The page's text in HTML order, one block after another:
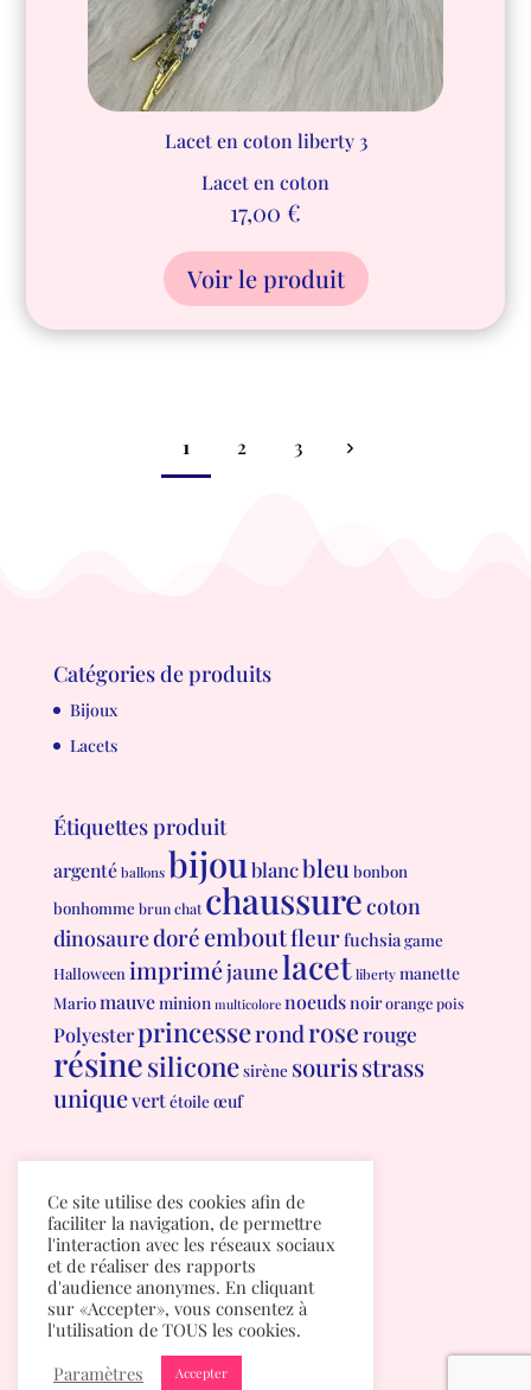
Lacet en coton liberty 3
Lacet en coton
17,00 €
Voir le produit
1 2 3
Catégories de produits
Bijoux
Lacets
Étiquettes produit
argenté ballons bijou blancbleu bonbon
bonhomme brun chat chaussurecoton
dinosauredoré emboutfleurfuchsiagame
Halloween impriméjaunelacet liberty manette
Mariomauveminion multicolore noeudsnoirorange pois
Polyesterprincesserondroserouge
résinesiliconesirène sourisstrass
uniquevertétoile œuf
Politique de confidentialité
Ce site utilise des cookies afin de
faciliter la navigation, de permettre
l'interaction avec les réseaux sociaux
et de réaliser des rapports
d'audience anonymes. En cliquant
sur «Accepter», vous consentez à
l'utilisation de TOUS les cookies.
Paramètres
Accepter